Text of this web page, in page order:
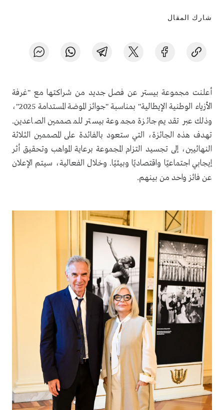
شارك المقال
أعلنت مجموعة بيستر عن فصل جديد من شراكتها مع "غرفة
الأزياء الوطنية الإيطالية" بمناسبة "جوائز الموضة المستدامة 2025"،
وذلك عبر تقديم جائزة مجموعة بيستر للمصممين الصاعدين.
تهدف هذه الجائزة، التي ستعود بالفائدة على المصممين الثلاثة
النهائيين، إلى تجسيد التزام المجموعة برعاية المواهب وتحقيق أثر
إيجابي اجتماعيًا واقتصاديًا وبيئيًا. وخلال الفعالية، سيتم الإعلان
عن فائز واحد من بينهم.